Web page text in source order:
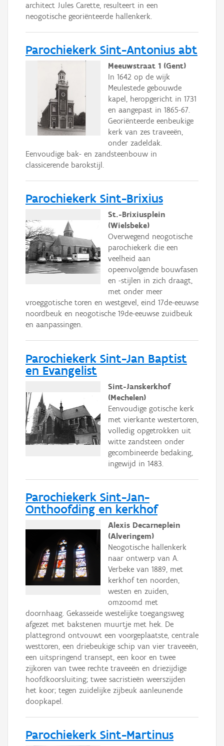
architect Jules Carette, resulteert in een
neogotische georiënteerde hallenkerk.
Parochiekerk Sint-Antonius abt
Meeuwstraat 1 (Gent)
In 1642 op de wijk
Meulestede gebouwde
kapel, heropgericht in 1731
en aangepast in 1865-67.
Georiënteerde eenbeukige
kerk van zes traveeën,
onder zadeldak.
Eenvoudige bak- en zandsteenbouw in
classicerende barokstijl.
Parochiekerk Sint-Brixius
St.-Brixiusplein
(Wielsbeke)
Overwegend neogotische
parochiekerk die een
veelheid aan
opeenvolgende bouwfasen
en -stijlen in zich draagt,
met onder meer
vroeggotische toren en westgevel, eind 17de-eeuwse
noordbeuk en neogotische 19de-eeuwse zuidbeuk
en aanpassingen.
Parochiekerk Sint-Jan Baptist
en Evangelist
Sint-Janskerkhof
(Mechelen)
Eenvoudige gotische kerk
met vierkante westertoren,
volledig opgetrokken uit
witte zandsteen onder
gecombineerde bedaking,
ingewijd in 1483.
Parochiekerk Sint-Jan-
Onthoofding en kerkhof
Alexis Decarneplein
(Alveringem)
Neogotische hallenkerk
naar ontwerp van A.
Verbeke van 1889, met
kerkhof ten noorden,
westen en zuiden,
omzoomd met
doornhaag. Gekasseide westelijke toegangsweg
afgezet met bakstenen muurtje met hek. De
plattegrond ontvouwt een voorgeplaatste, centrale
westtoren, een driebeukige schip van vier traveeën,
een uitspringend transept, een koor en twee
zijkoren van twee rechte traveeën en driezijdige
hoofdkoorsluiting; twee sacristieën weerszijden
het koor; tegen zuidelijke zijbeuk aanleunende
doopkapel.
Parochiekerk Sint-Martinus